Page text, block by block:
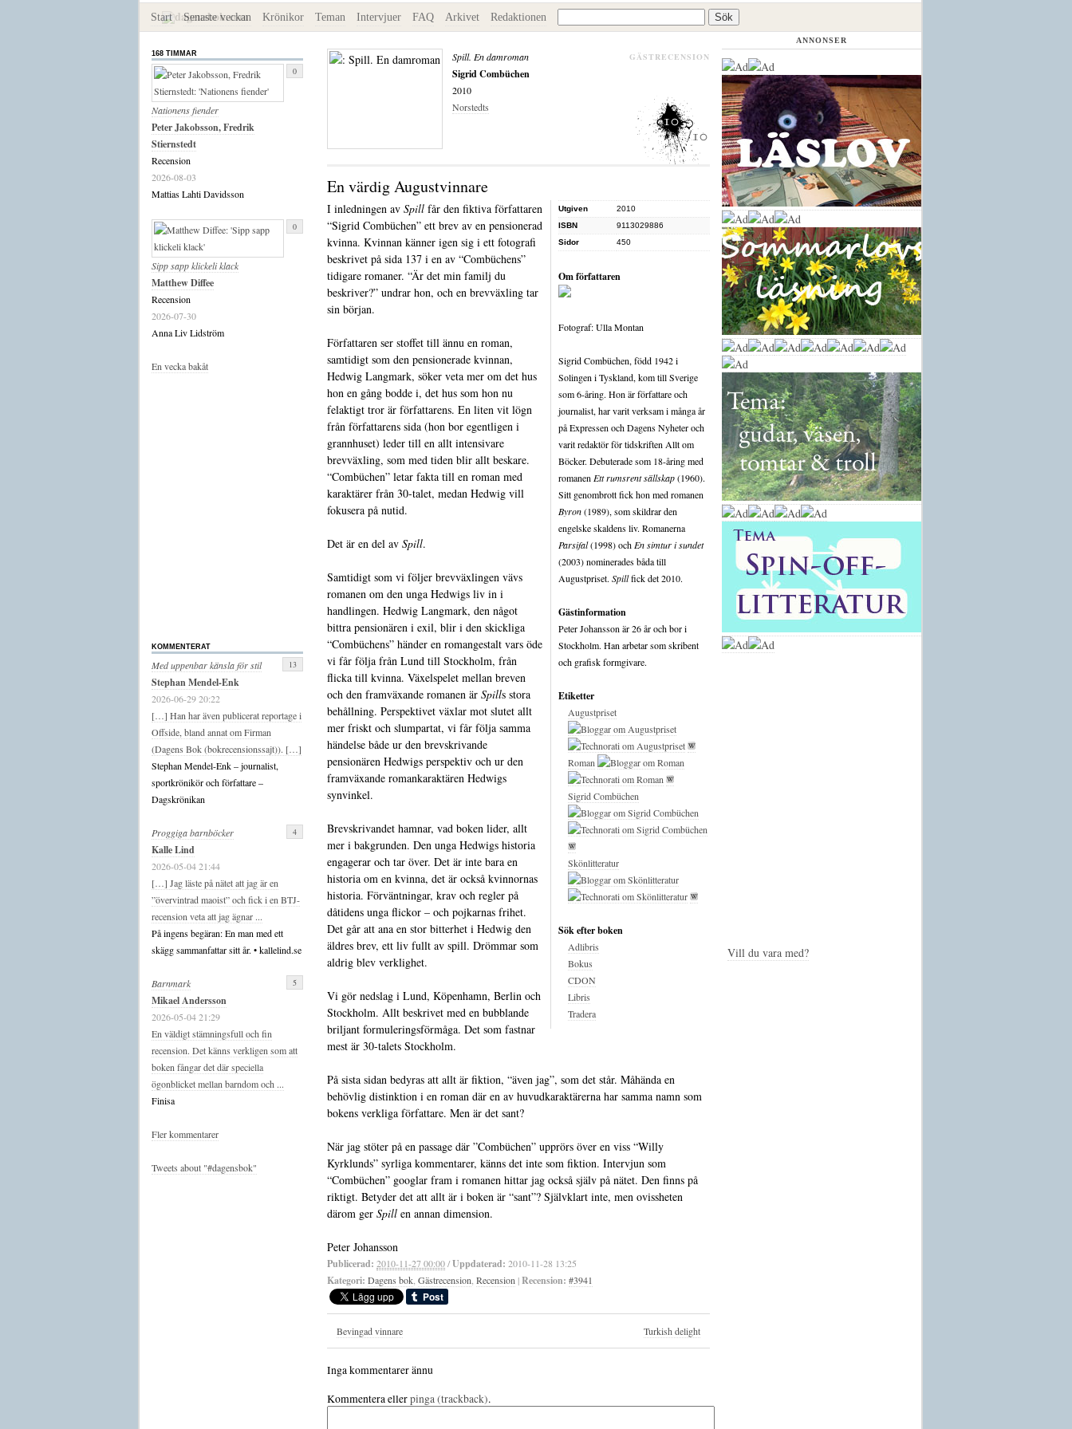
Start Senaste veckan Krönikor Teman Intervjuer FAQ Arkivet Redaktionen
GÄSTRECENSION
Spill. En damroman
Sigrid Combüchen
2010
Norstedts
En värdig Augustvinnare
Utgiven
2010
ISBN
9113029886
Sidor
450
Om författaren
Fotograf: Ulla Montan
Sigrid Combüchen, född 1942 i
Solingen i Tyskland, kom till Sverige
som 6-åring. Hon är författare och
journalist, har varit verksam i många år
på Expressen och Dagens Nyheter och
varit redaktör för tidskriften Allt om
Böcker. Debuterade som 18-åring med
romanen Ett rumsrent sällskap(1960).
Sitt genombrott fick hon med romanen
Byron(1989), som skildrar den
engelske skaldens liv. Romanerna
Parsifal(1998) och En simtur i sundet
(2003) nominerades båda till
Augustpriset. Spillfick det 2010.
Gästinformation
Peter Johansson är 26 år och bor i
Stockholm. Han arbetar som skribent
och grafisk formgivare.
Etiketter
Augustpriset
Roman
Sigrid Combüchen
Skönlitteratur
Sök efter boken
Adlibris
Bokus
CDON
Libris
Tradera
I inledningen av Spill får den fiktiva författaren
“Sigrid Combüchen” ett brev av en pensionerad
kvinna. Kvinnan känner igen sig i ett fotografi
beskrivet på sida 137 i en av “Combüchens”
tidigare romaner. “Är det min familj du
beskriver?” undrar hon, och en brevväxling tar
sin början.
Författaren ser stoffet till ännu en roman,
samtidigt som den pensionerade kvinnan,
Hedwig Langmark, söker veta mer om det hus
hon en gång bodde i, det hus som hon nu
felaktigt tror är författarens. En liten vit lögn
från författarens sida (hon bor egentligen i
grannhuset) leder till en allt intensivare
brevväxling, som med tiden blir allt beskare.
“Combüchen” letar fakta till en roman med
karaktärer från 30-talet, medan Hedwig vill
fokusera på nutid.
Det är en del av Spill.
Samtidigt som vi följer brevväxlingen vävs
romanen om den unga Hedwigs liv in i
handlingen. Hedwig Langmark, den något
bittra pensionären i exil, blir i den skickliga
“Combüchens” händer en romangestalt vars öde
vi får följa från Lund till Stockholm, från
flicka till kvinna. Växelspelet mellan breven
och den framväxande romanen är Spills stora
behållning. Perspektivet växlar mot slutet allt
mer friskt och slumpartat, vi får följa samma
händelse både ur den brevskrivande
pensionären Hedwigs perspektiv och ur den
framväxande romankaraktären Hedwigs
synvinkel.
Brevskrivandet hamnar, vad boken lider, allt
mer i bakgrunden. Den unga Hedwigs historia
engagerar och tar över. Det är inte bara en
historia om en kvinna, det är också kvinnornas
historia. Förväntningar, krav och regler på
dåtidens unga flickor – och pojkarnas frihet.
Det går att ana en stor bitterhet i Hedwig den
äldres brev, ett liv fullt av spill. Drömmar som
aldrig blev verklighet.
Vi gör nedslag i Lund, Köpenhamn, Berlin och
Stockholm. Allt beskrivet med en bubblande
briljant formuleringsförmåga. Det som fastnar
mest är 30-talets Stockholm.
På sista sidan bedyras att allt är fiktion, “även jag”, som det står. Måhända en
behövlig distinktion i en roman där en av huvudkaraktärerna har samma namn som
bokens verkliga författare. Men är det sant?
När jag stöter på en passage där ”Combüchen” upprörs över en viss “Willy
Kyrklunds” syrliga kommentarer, känns det inte som fiktion. Intervjun som
“Combüchen” googlar fram i romanen hittar jag också själv på nätet. Den finns på
riktigt. Betyder det att allt är i boken är “sant”? Självklart inte, men ovissheten
därom ger Spill en annan dimension.
Peter Johansson
Publicerad: 2010-11-27 00:00/Uppdaterad: 2010-11-28 13:25
Kategori: Dagens bok Gästrecension Recension |Recension: #3941
Bevingad vinnare Turkish delight
Inga kommentarer ännu
Kommentera ellerpinga (trackback).
168 TIMMAR
Nationens fiender
Peter Jakobsson, Fredrik
Stiernstedt
Recension
2026-08-03
Mattias Lahti Davidsson
0
Sipp sapp klickeli klack
Matthew Diffee
Recension
2026-07-30
Anna Liv Lidström
0
En vecka bakåt
KOMMENTERAT
Med uppenbar känsla för stil
Stephan Mendel-Enk
2026-06-29 20:22
[…] Han har även publicerat reportage i
Offside, bland annat om Firman
(Dagens Bok (bokrecensionssajt)). […]
Stephan Mendel-Enk – journalist,
sportkrönikör och författare –
Dagskrönikan
13
Proggiga barnböcker
Kalle Lind
2026-05-04 21:44
[…] Jag läste på nätet att jag är en
”övervintrad maoist” och fick i en BTJ-
recension veta att jag ägnar ...
På ingens begäran: En man med ett
skägg sammanfattar sitt år. • kallelind.se
4
Barnmark
Mikael Andersson
2026-05-04 21:29
En väldigt stämningsfull och fin
recension. Det känns verkligen som att
boken fångar det där speciella
ögonblicket mellan barndom och ...
Finisa
5
Fler kommentarer
Tweets about "#dagensbok"
ANNONSER
Vill du vara med?